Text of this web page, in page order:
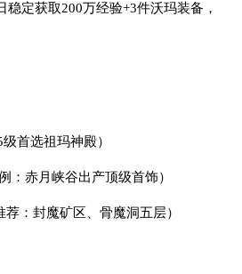
定获取200万经验+3件沃玛装备，
首选祖玛神殿）
：赤月峡谷出产顶级首饰）
：封魔矿区、骨魔洞五层）